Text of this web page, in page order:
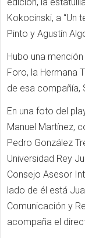
Kokocinski, a “Un
Pinto y Agustín
Hubo una
Foro, la Hermana
de esa compañía,
En una foto del
Manuel Martínez,
Pedro González
Universidad Rey
Consejo Asesor
lado de él está
Comunicación y
acompaña el